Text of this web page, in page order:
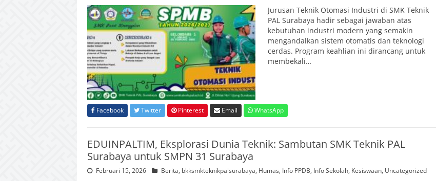
Jurusan Teknik Otomasi Industri di SMK Teknik
PAL Surabaya hadir sebagai jawaban atas
kebutuhan industri modern yang semakin
mengandalkan sistem otomatis dan teknologi
cerdas. Program keahlian ini dirancang untuk
membekali…
Facebook Twitter Pinterest Email WhatsApp
EDUINPALTIM, Eksplorasi Dunia Teknik: Sambutan SMK Teknik PAL
Surabaya untuk SMPN 31 Surabaya
Februari 15, 2026 Berita, bkksmkteknikpalsurabaya, Humas, Info PPDB, Info Sekolah, Kesiswaan, Uncategorized